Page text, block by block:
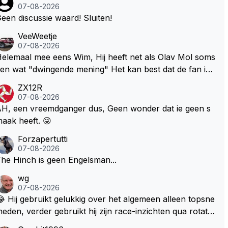
07-08-2026
discussie waard! Sluiten!
VeeWeetje
07-08-2026
mee eens Wim, Hij heeft net als Olav Mol soms
wat "dwingende mening" Het kan best dat de fan in
te roepen. Maar in een tijd zonder races zijn dit leuke
ZX12R
07-08-2026
een vreemdganger dus, Geen wonder dat ie geen s
heeft. 😜
Forzapertutti
07-08-2026
Hinch is geen Engelsman...
wg
07-08-2026
Hij gebruikt gelukkig over het algemeen alleen topsne
verder gebruikt hij zijn race-inzichten qua rotati